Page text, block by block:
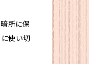
所に保
に使い切